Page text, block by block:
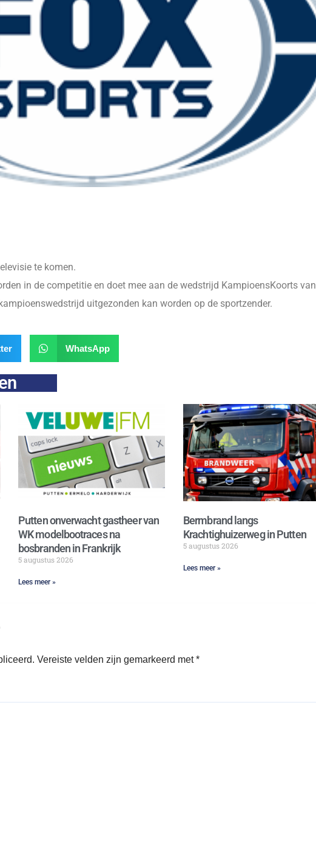
te komen.
in de competitie en doet mee aan de wedstrijd KampioensKoorts van
uitgezonden kan worden op de sportzender.
WhatsApp
Putten onverwacht gastheer van
WK modelbootraces na
bosbranden in Frankrijk
5 augustus 2026
Lees meer »
Bermbrand langs
Krachtighuizerweg in Putten
5 augustus 2026
Lees meer »
Vereiste velden zijn gemarkeerd met*